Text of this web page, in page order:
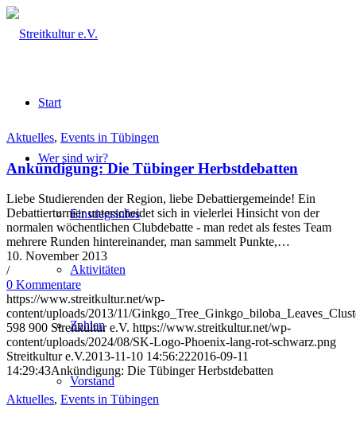
Start
Wer sind wir?
Einstiegsinfos
Aktivitäten
Zahlen
Vorstand
Aktuelles, Events in Tübingen
Ankündigung: Die Tübinger Herbstdebatten
Liebe Studierenden der Region, liebe Debattiergemeinde! Ein
Debattierturnier unterscheidet sich in vielerlei Hinsicht von der
normalen wöchentlichen Clubdebatte - man redet als festes Team
mehrere Runden hintereinander, man sammelt Punkte,…
10. November 2013
/
0 Kommentare
https://www.streitkultur.net/wp-
content/uploads/2013/11/
598 900 Streitkultur e.V. https://www.streitkultur.net/wp-
content/uploads/2024/08/SK-Logo-Phoenix-lang-rot-schwarz.png
Streitkultur e.V.2013-11-10 14:56:222016-09-11
14:29:43Ankündigung: Die Tübinger Herbstdebatten
Aktuelles, Events in Tübingen